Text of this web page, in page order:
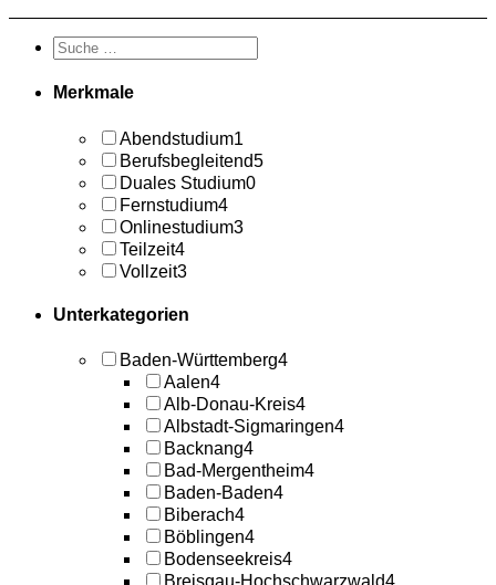
Merkmale
Abendstudium1
Berufsbegleitend5
Duales Studium0
Fernstudium4
Onlinestudium3
Teilzeit4
Vollzeit3
Unterkategorien
Baden-Württemberg4
Aalen4
Alb-Donau-Kreis4
Albstadt-Sigmaringen4
Backnang4
Bad-Mergentheim4
Baden-Baden4
Biberach4
Böblingen4
Bodenseekreis4
Breisgau-Hochschwarzwald4